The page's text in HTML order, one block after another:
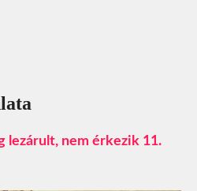
lezárult, nem érkezik 11.